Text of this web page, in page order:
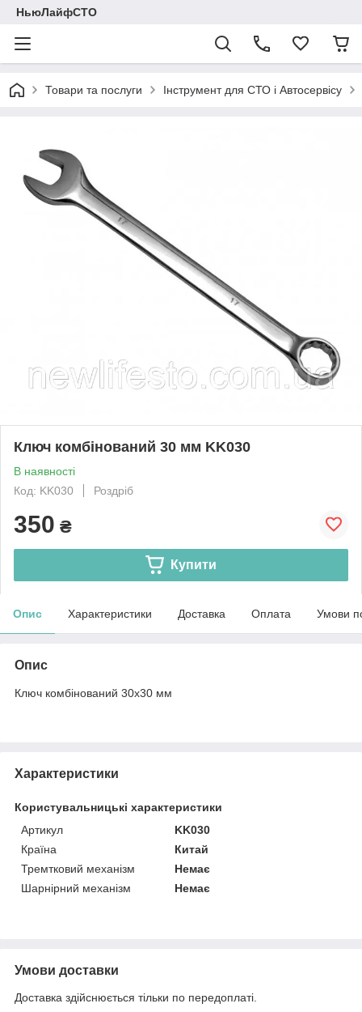
НьюЛайфСТО
Товари та послуги Інструмент для СТО і Автосервісу
Ключ комбінований 30 мм KK030
В наявності
Код: KK030
Роздріб
350 ₴
Купити
Опис Характеристики Доставка Оплата Умови
Опис
Ключ комбінований 30x30 мм
Характеристики
Користувальницькі характеристики
Артикул
KK030
Країна
Китай
Тремтковий механізм
Немає
Шарнірний механізм
Немає
Умови доставки
Доставка здійснюється тільки по передоплаті.